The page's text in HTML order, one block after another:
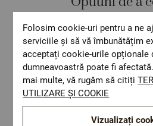
Folosim cookie-uri pentru a ne
serviciile și să vă îmbunătățim
acceptați cookie-urile opționale
dumneavoastră poate fi
mai multe, vă rugăm să citiți
UTILIZARE ȘI COOKIE
Vizualizați